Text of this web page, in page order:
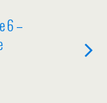
6 –